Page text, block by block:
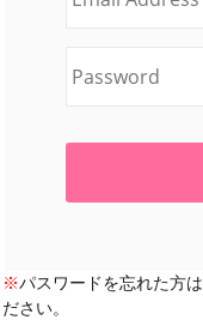
※パスワードを忘れた方は
ださい。